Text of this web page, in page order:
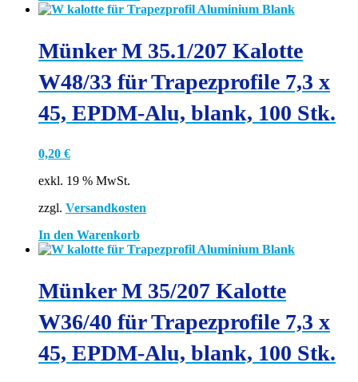
Münker M 35.1/207 Kalotte
W48/33 für Trapezprofile 7,3 x
45, EPDM-Alu, blank, 100 Stk.
0,20 €
exkl. 19 % MwSt.
zzgl. Versandkosten
In den Warenkorb
Münker M 35/207 Kalotte
W36/40 für Trapezprofile 7,3 x
45, EPDM-Alu, blank, 100 Stk.